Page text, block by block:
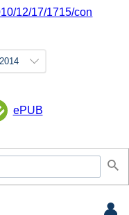
12/17/1715/con
ePUB